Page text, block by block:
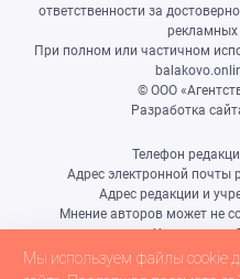
ответственности за
рекламных
При полном или частичном
© ООО
Разработка
Телефон
Адрес электронной почты
Адрес редакции и
Мнение авторов может не
Учредитель:
Настоящий ресурс
Мы используем файлы cookie